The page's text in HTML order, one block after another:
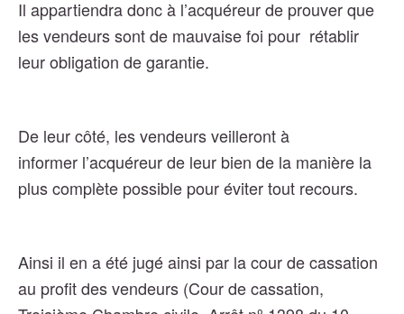
Il appartiendra donc à l’acquéreur de prouver que
les vendeurs sont de mauvaise foi pour rétablir
leur obligation de garantie.
De leur côté, les vendeurs veilleront à
informer l’acquéreur de leur bien de la manière la
plus complète possible pour éviter tout recours.
Ainsi il en a été jugé ainsi par la cour decassation
au profit des vendeurs (Cour de cassation,